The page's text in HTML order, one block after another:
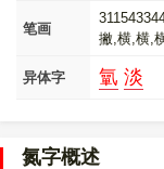
笔画
撇,横,横,
异体字 㲷 淡
氮字概述